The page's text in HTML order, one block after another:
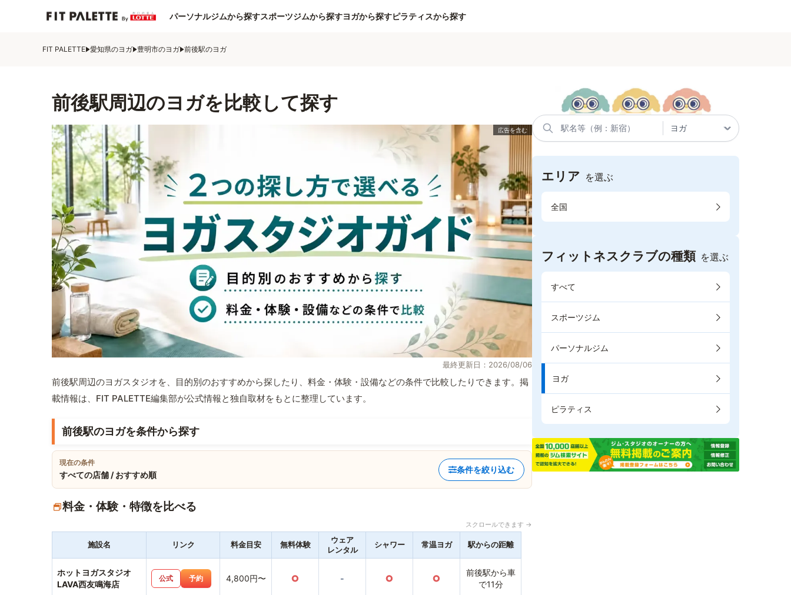
パーソナルジムから探すスポーツジムから探すヨガから探すピラティスから探す
FIT PALETTE 愛知県のヨガ 豊明市のヨガ 前後駅のヨガ
前後駅周辺のヨガを比較して探す
最終更新日：2026/08/06
前後駅周辺のヨガスタジオを、目的別のおすすめから探したり、料金・体験・設備などの条件で比較したりできます。掲
載情報は、FIT PALETTE編集部が公式情報と独自取材をもとに整理しています。
前後駅のヨガを条件から探す
現在の条件
すべての店舗 / おすすめ順
条件を絞り込む
料金・体験・特徴を比べる
スクロールできます →
施設名 リンク 料金目安 無料体験
ウェア
レンタル
シャワー 常温ヨガ 駅からの距離
ホットヨガスタジオ
LAVA西友鳴海店
公式 予約 4,800円〜 ○ - ○ ○
前後駅から車
で11分
エリア を選ぶ
全国
フィットネスクラブの種類 を選ぶ
すべて
スポーツジム
パーソナルジム
ヨガ
ピラティス